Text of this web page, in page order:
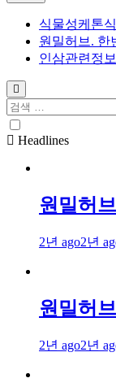
식물성케톤식
원밀허브. 한
인삼관련정보
검
색:
Headlines
원밀허
2년 ago2년
원밀허
2년 ago2년